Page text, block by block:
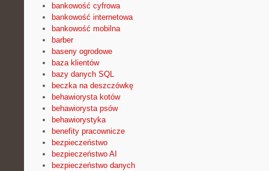
bankowość cyfrowa
bankowość internetowa
bankowość mobilna
barber
baseny ogrodowe
baza klientów
bazy danych SQL
beczka na deszczówkę
behawiorysta kotów
behawiorysta psów
behawiorystyka
benefity pracownicze
bezpieczeństwo
bezpieczeństwo AI
bezpieczeństwo danych